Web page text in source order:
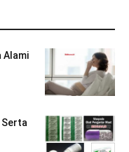
Alami
Serta